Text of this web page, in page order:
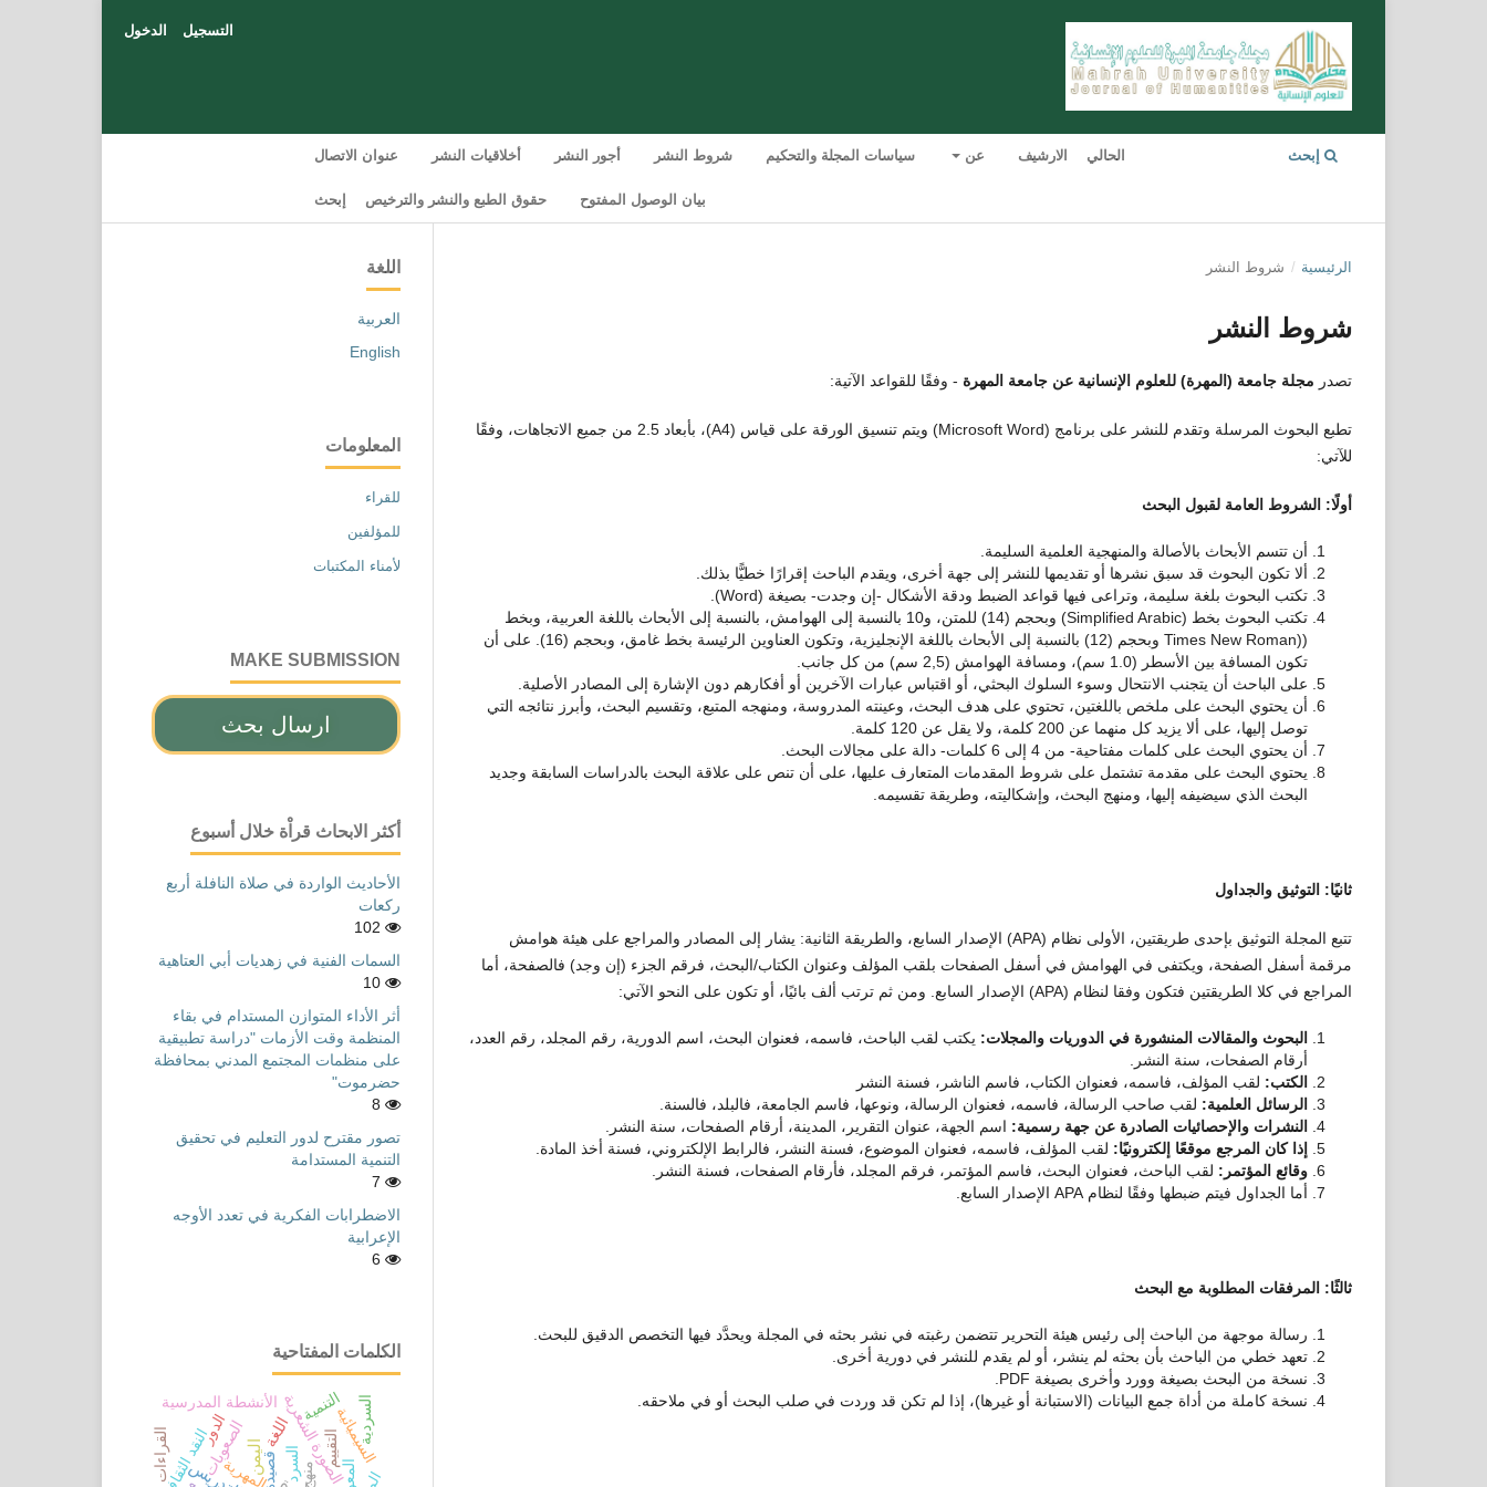
الحالي الارشيف عن سياسات المجلة والتحكيم شروط النشر أجور النشر أخلاقيات النشر عنوان الاتصال
بيان الوصول المفتوح حقوق الطبع والنشر والترخيص إبحث
إبحث
التسجيل الدخول
الرئيسية / شروط النشر
شروط النشر
تصدر مجلة جامعة (المهرة) للعلوم الإنسانية عن جامعة المهرة - وفقًا للقواعد الآتية:
تطبع البحوث المرسلة وتقدم للنشر على برنامج (Microsoft Word) ويتم تنسيق الورقة على قياس (A4)، بأبعاد 2.5 من جميع الاتجاهات، وفقًا
للآتي:
أولًا: الشروط العامة لقبول البحث
أن تتسم الأبحاث بالأصالة والمنهجية العلمية السليمة.
ألا تكون البحوث قد سبق نشرها أو تقديمها للنشر إلى جهة أخرى، ويقدم الباحث إقرارًا خطيًّا بذلك.
تكتب البحوث بلغة سليمة، وتراعى فيها قواعد الضبط ودقة الأشكال -إن وجدت- بصيغة (Word).
تكتب البحوث بخط (Simplified Arabic) وبحجم (14) للمتن، و10 بالنسبة إلى الهوامش، بالنسبة إلى الأبحاث باللغة العربية، وبخط
((Times New Roman وبحجم (12) بالنسبة إلى الأبحاث باللغة الإنجليزية، وتكون العناوين الرئيسة بخط غامق، وبحجم (16). على أن
تكون المسافة بين الأسطر (1.0 سم)، ومسافة الهوامش (2,5 سم) من كل جانب.
على الباحث أن يتجنب الانتحال وسوء السلوك البحثي، أو اقتباس عبارات الآخرين أو أفكارهم دون الإشارة إلى المصادر الأصلية.
أن يحتوي البحث على ملخص باللغتين، تحتوي على هدف البحث، وعينته المدروسة، ومنهجه المتبع، وتقسيم البحث، وأبرز نتائجه التي
توصل إليها، على ألا يزيد كل منهما عن 200 كلمة، ولا يقل عن 120 كلمة.
أن يحتوي البحث على كلمات مفتاحية- من 4 إلى 6 كلمات- دالة على مجالات البحث.
يحتوي البحث على مقدمة تشتمل على شروط المقدمات المتعارف عليها، على أن تنص على علاقة البحث بالدراسات السابقة وجديد
البحث الذي سيضيفه إليها، ومنهج البحث، وإشكاليته، وطريقة تقسيمه.
ثانيًا: التوثيق والجداول
تتبع المجلة التوثيق بإحدى طريقتين، الأولى نظام (APA) الإصدار السابع، والطريقة الثانية: يشار إلى المصادر والمراجع على هيئة هوامش
مرقمة أسفل الصفحة، ويكتفى في الهوامش في أسفل الصفحات بلقب المؤلف وعنوان الكتاب/البحث، فرقم الجزء (إن وجد) فالصفحة، أما
المراجع في كلا الطريقتين فتكون وفقا لنظام (APA) الإصدار السابع. ومن ثم ترتب ألف بائيًا، أو تكون على النحو الآتي:
البحوث والمقالات المنشورة في الدوريات والمجلات: يكتب لقب الباحث، فاسمه، فعنوان البحث، اسم الدورية، رقم المجلد، رقم العدد،
أرقام الصفحات، سنة النشر.
الكتب: لقب المؤلف، فاسمه، فعنوان الكتاب، فاسم الناشر، فسنة النشر
الرسائل العلمية: لقب صاحب الرسالة، فاسمه، فعنوان الرسالة، ونوعها، فاسم الجامعة، فالبلد، فالسنة.
النشرات والإحصائيات الصادرة عن جهة رسمية: اسم الجهة، عنوان التقرير، المدينة، أرقام الصفحات، سنة النشر.
إذا كان المرجع موقعًا إلكترونيًا: لقب المؤلف، فاسمه، فعنوان الموضوع، فسنة النشر، فالرابط الإلكتروني، فسنة أخذ المادة.
وقائع المؤتمر: لقب الباحث، فعنوان البحث، فاسم المؤتمر، فرقم المجلد، فأرقام الصفحات، فسنة النشر.
أما الجداول فيتم ضبطها وفقًا لنظام APA الإصدار السابع.
ثالثًا: المرفقات المطلوبة مع البحث
رسالة موجهة من الباحث إلى رئيس هيئة التحرير تتضمن رغبته في نشر بحثه في المجلة ويحدَّد فيها التخصص الدقيق للبحث.
تعهد خطي من الباحث بأن بحثه لم ينشر، أو لم يقدم للنشر في دورية أخرى.
نسخة من البحث بصيغة وورد وأخرى بصيغة PDF.
نسخة كاملة من أداة جمع البيانات (الاستبانة أو غيرها)، إذا لم تكن قد وردت في صلب البحث أو في ملاحقه.
اللغة
العربية
English
المعلومات
للقراء
للمؤلفين
لأمناء المكتبات
MAKE SUBMISSION
ارسال بحث
أكثر الابحاث قراْة خلال أسبوع
الأحاديث الواردة في صلاة النافلة أربع
ركعات
السمات الفنية في زهديات أبي العتاهية
أثر الأداء المتوازن المستدام في بقاء
المنظمة وقت الأزمات "دراسة تطبيقية
على منظمات المجتمع المدني بمحافظة
حضرموت"
تصور مقترح لدور التعليم في تحقيق
التنمية المستدامة
الاضطرابات الفكرية في تعدد الأوجه
الإعرابية
الكلمات المفتاحية
اليمن
اللغة الصعوبات الصورة الشعرية النقد الثقافي
الأنشطة المدرسية
السرد
التنمية
المهرية
التقييمالسيميائية الدور السردية
منهج قصيدة